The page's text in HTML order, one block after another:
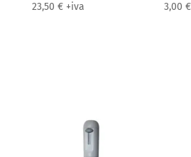
23,50 € +iva 3,00€